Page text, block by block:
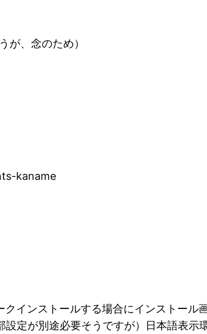
が、念のため）
kaname
インストールする場合にインストール
定が別途必要そうですが）日本語表示